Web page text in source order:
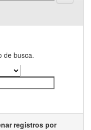
de busca.
registros por